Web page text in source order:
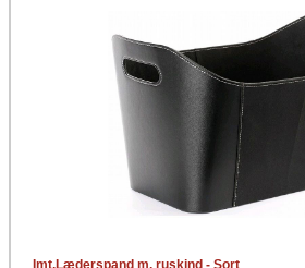
Imt.Læderspand m. ruskind - Sort